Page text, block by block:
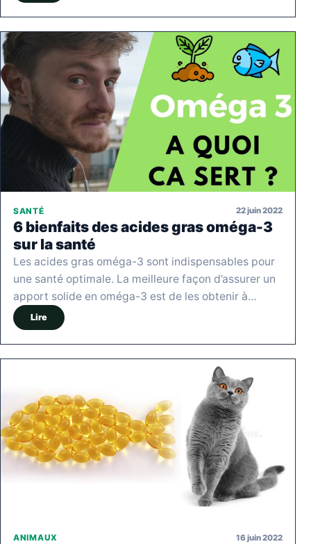
SANTÉ 22 juin 2022
6 bienfaits des acides gras oméga-3
sur la santé
Les acides gras oméga-3 sont indispensables pour
une santé optimale. La meilleure façon d’assurer un
apport solide en oméga-3 est de les obtenir à…
Lire
ANIMAUX 16 juin 2022